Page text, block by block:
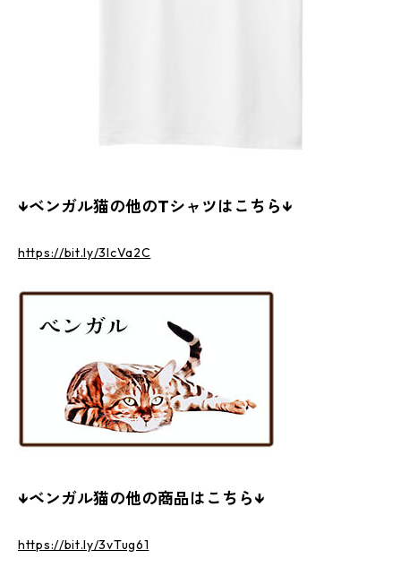
↓ベンガル猫の他のTシャツはこちら↓
https://bit.ly/3lcVa2C
↓ベンガル猫の他の商品はこちら↓
https://bit.ly/3vTug61